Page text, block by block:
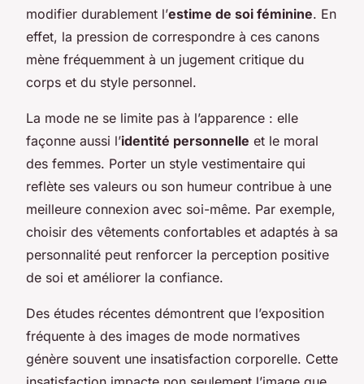
modifier durablement l’estime de soi féminine. En
effet, la pression de correspondre à ces canons
mène fréquemment à un jugement critique du
corps et du style personnel.
La mode ne se limite pas à l’apparence : elle
façonne aussi l’identité personnelle et le moral
des femmes. Porter un style vestimentaire qui
reflète ses valeurs ou son humeur contribue à une
meilleure connexion avec soi-même. Par exemple,
choisir des vêtements confortables et adaptés à sa
personnalité peut renforcer la perception positive
de soi et améliorer la confiance.
Des études récentes démontrent que l’exposition
fréquente à des images de mode normatives
génère souvent une insatisfaction corporelle. Cette